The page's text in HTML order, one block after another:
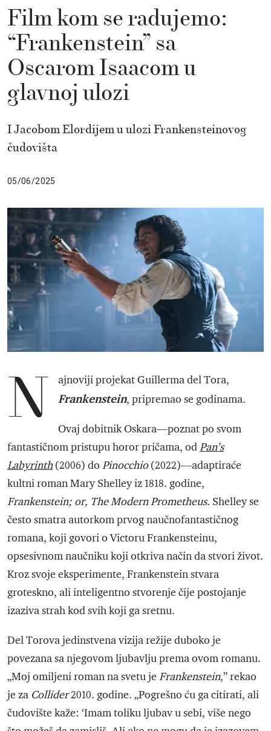
Film kom se radujemo:
“Frankenstein” sa
Oscarom Isaacom u
glavnoj ulozi
I Jacobom Elordijem u ulozi Frankensteinovog
čudovišta
05/06/2025
N ajnoviji projekat Guillerma del Tora,
Frankenstein, pripremao se godinama.
Ovaj dobitnik Oskara—poznat po svom
fantastičnom pristupu horor pričama, odPan’s
Labyrinth(2006) do Pinocchio(2022)—adaptiraće
kultni roman Mary Shelley iz 1818. godine,
Frankenstein; or, The Modern Prometheus. Shelley se
često smatra autorkom prvog naučnofantastičnog
romana, koji govori o Victoru Frankensteinu,
opsesivnom naučniku koji otkriva način da stvori život.
Kroz svoje eksperimente, Frankenstein stvara
groteskno, ali inteligentno stvorenje čije postojanje
izaziva strah kod svih koji ga sretnu.
Del Torova jedinstvena vizija režije duboko je
povezana sa njegovom ljubavlju prema ovom romanu.
„Moj omiljeni roman na svetu je Frankenstein,” rekao
je za Collider2010. godine. „Pogrešno ću ga citirati, ali
čudovište kaže: ‘Imam toliku ljubav u sebi, više nego